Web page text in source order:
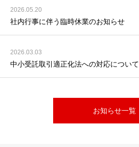
2026.05.20
社内行事に伴う臨時休業のお知らせ
2026.03.03
中小受託取引適正化法への対応について
お知らせ一覧